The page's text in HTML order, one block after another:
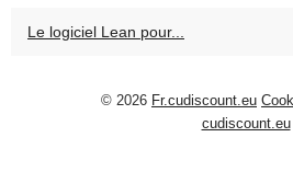
Le logiciel Lean pour...
© 2026 Fr.cudiscount.eu
cudiscount.eu